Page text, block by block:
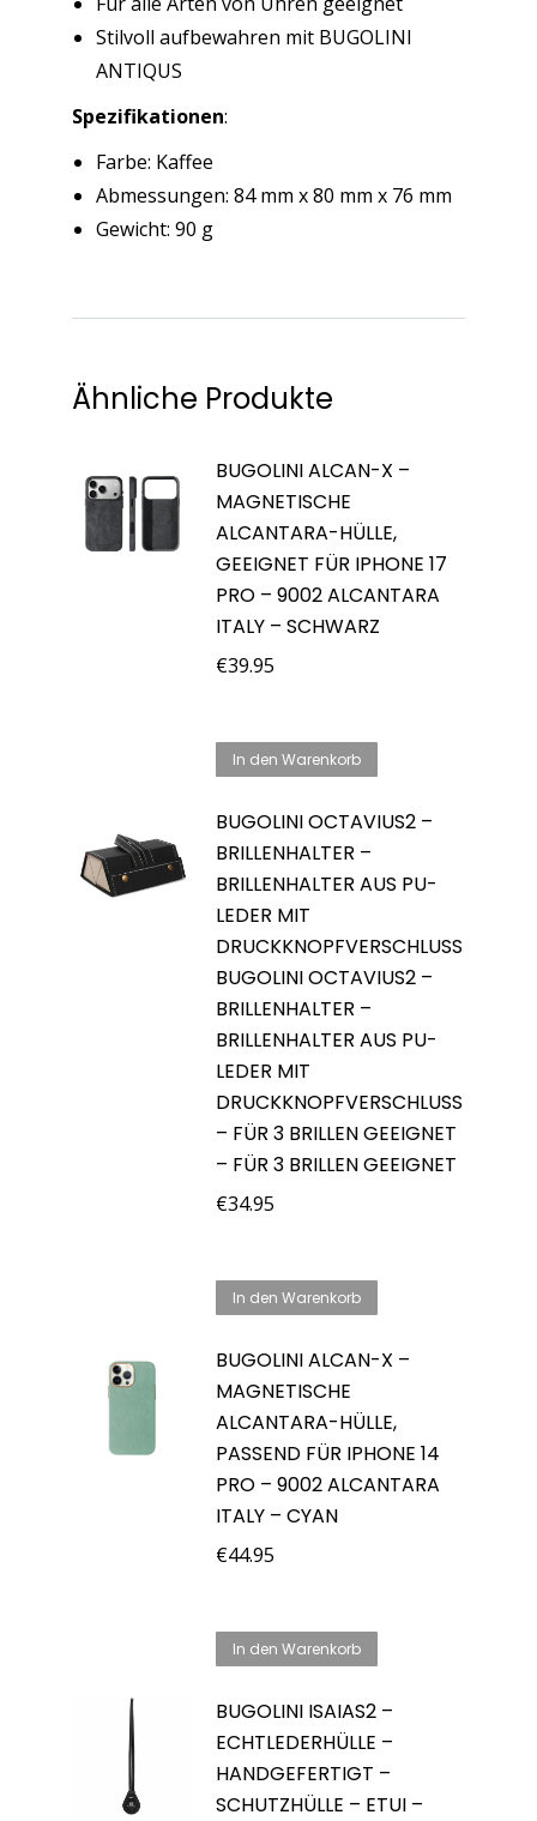
Stilvoll aufbewahren mit BUGOLINI
ANTIQUS
Spezifikationen:
Farbe: Kaffee
Abmessungen: 84 mm x 80 mm x 76 mm
Gewicht: 90 g
Ähnliche Produkte
BUGOLINI ALCAN-X –
MAGNETISCHE
ALCANTARA-HÜLLE,
GEEIGNET FÜR IPHONE 17
PRO – 9002 ALCANTARA
ITALY – SCHWARZ
€39.95
In den Warenkorb
BUGOLINI OCTAVIUS2 –
BRILLENHALTER –
BRILLENHALTER AUS PU-
LEDER MIT
DRUCKKNOPFVERSCHLUSS
BUGOLINI OCTAVIUS2 –
BRILLENHALTER –
BRILLENHALTER AUS PU-
LEDER MIT
DRUCKKNOPFVERSCHLUSS
– FÜR 3 BRILLEN GEEIGNET
– FÜR 3 BRILLEN GEEIGNET
€34.95
In den Warenkorb
BUGOLINI ALCAN-X –
MAGNETISCHE
ALCANTARA-HÜLLE,
PASSEND FÜR IPHONE 14
PRO – 9002 ALCANTARA
ITALY – CYAN
€44.95
In den Warenkorb
BUGOLINI ISAIAS2 –
ECHTLEDERHÜLLE –
HANDGEFERTIGT –
SCHUTZHÜLLE – ETUI –